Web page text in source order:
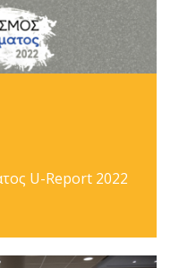
U-Report 2022